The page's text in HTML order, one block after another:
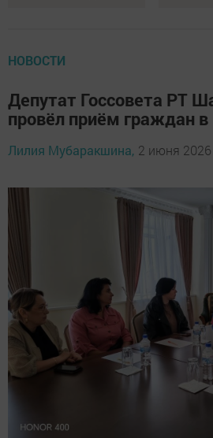
НОВОСТИ
Депутат Госсовета РТ
провёл приём граждан в
Лилия Мубаракшина, 2 июня 2026